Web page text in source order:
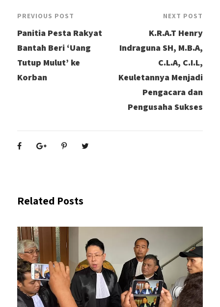
PREVIOUS POST
Panitia Pesta Rakyat
Bantah Beri ‘Uang
Tutup Mulut’ ke
Korban
NEXT POST
K.R.A.T Henry
Indraguna SH, M.B.A,
C.L.A, C.I.L,
Keuletannya Menjadi
Pengacara dan
Pengusaha Sukses
Related Posts